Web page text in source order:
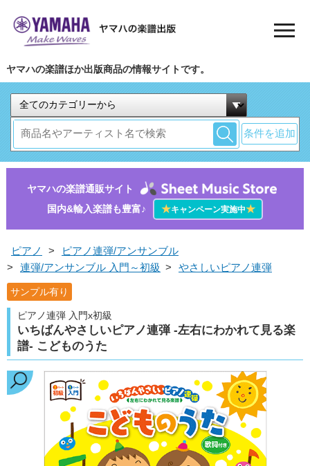
ヤマハの楽譜ほか出版商品の情報サイトです。
条件を追加
ヤマハの楽譜通販サイト
国内&輸入楽譜も豊富♪
★キャンペーン実施中★
ピアノ >
ピアノ連弾/アンサンブル
>
連弾/アンサンブル 入門～初級 > やさしいピアノ連弾
サンプル有り
ピアノ連弾 入門x初級
いちばんやさしいピアノ連弾 -左右にわかれて見る楽
譜- こどものうた